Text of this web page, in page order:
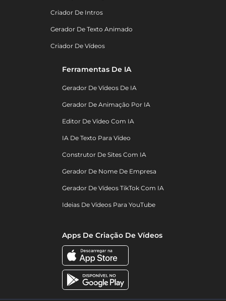
Criador De Intros
Gerador De Texto Animado
Criador De Vídeos
Ferramentas De IA
Gerador De Vídeos De IA
Gerador De Animação Por IA
Editor De Vídeo Com IA
IA De Texto Para Vídeo
Construtor De Sites Com IA
Gerador De Nome De Empresa
Gerador De Vídeos TikTok Com IA
Ideias De Vídeos Para YouTube
Apps De Criação De Vídeos